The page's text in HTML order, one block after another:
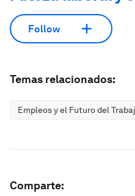
Follow
Temas relacionados:
Empleos y el Futuro del Trabajo
Comparte: